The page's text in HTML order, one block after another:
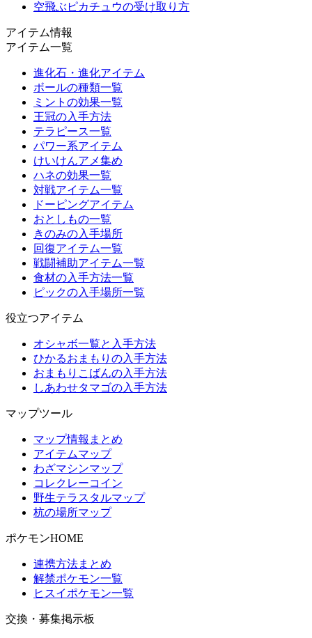
空飛ぶピカチュウの受け取り方
アイテム情報
アイテム一覧
進化石・進化アイテム
ボールの種類一覧
ミントの効果一覧
王冠の入手方法
テラピース一覧
パワー系アイテム
けいけんアメ集め
ハネの効果一覧
対戦アイテム一覧
ドーピングアイテム
おとしもの一覧
きのみの入手場所
回復アイテム一覧
戦闘補助アイテム一覧
食材の入手方法一覧
ピックの入手場所一覧
役立つアイテム
オシャボ一覧と入手方法
ひかるおまもりの入手方法
おまもりこばんの入手方法
しあわせタマゴの入手方法
マップツール
マップ情報まとめ
アイテムマップ
わざマシンマップ
コレクレーコイン
野生テラスタルマップ
杭の場所マップ
ポケモンHOME
連携方法まとめ
解禁ポケモン一覧
ヒスイポケモン一覧
交換・募集掲示板